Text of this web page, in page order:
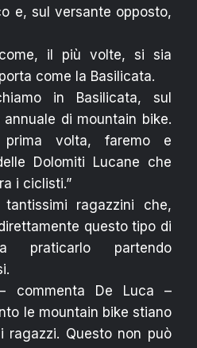
e, sul versante opposto,
il più volte, si sia
come la Basilicata.
in Basilicata, sul
di mountain bike.
volta, faremo e
Dolomiti Lucane che
i ciclisti.”
ragazzini che,
questo tipo di
praticarlo partendo
commenta De Luca –
le mountain bike stiano
ragazzi. Questo non può